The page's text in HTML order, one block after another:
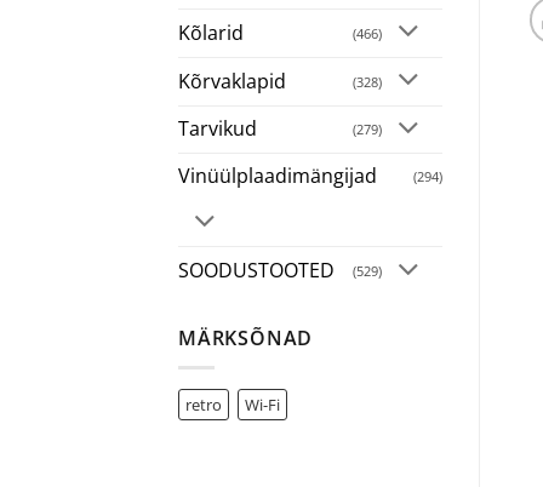
Kõlarid (466)
Kõrvaklapid (328)
Tarvikud (279)
Vinüülplaadimängijad (294)
SOODUSTOOTED (529)
MÄRKSÕNAD
retro Wi-Fi